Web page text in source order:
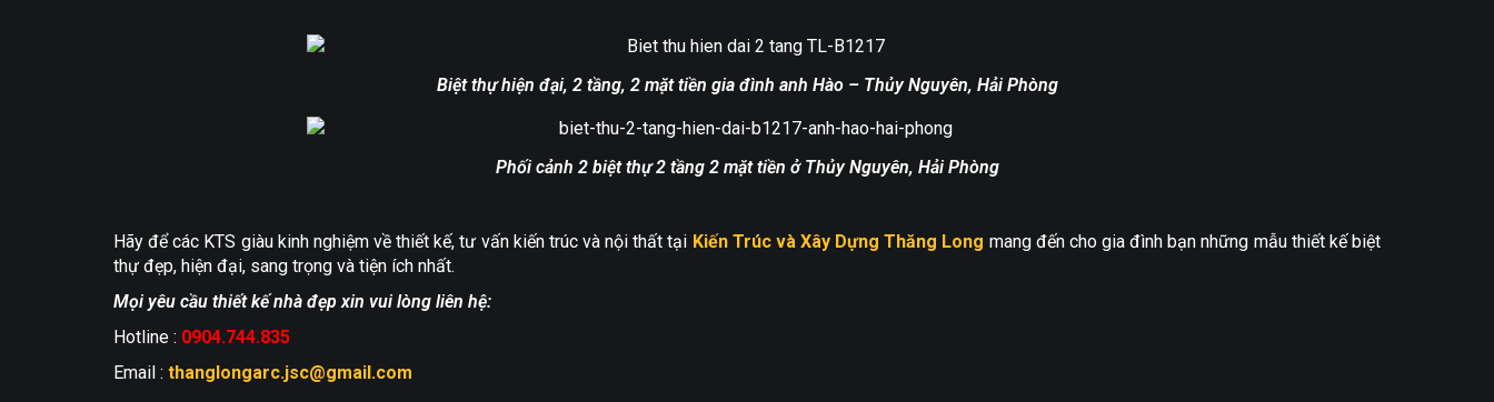
Biệt thự hiện đại, 2 tầng, 2 mặt tiền gia đình anh Hào – Thủy Nguyên, Hải Phòng
Phối cảnh 2 biệt thự 2 tầng 2 mặt tiền ở Thủy Nguyên, Hải Phòng
Hãy để các KTS giàu kinh nghiệm về thiết kế, tư vấn kiến trúc và nội thất tại Kiến Trúc và Xây Dựng Thăng Long mang đến cho gia đình bạn những mẫu thiết kế biệt
thự đẹp, hiện đại, sang trọng và tiện ích nhất.
Mọi yêu cầu thiết kế nhà đẹp xin vui lòng liên hệ:
Hotline : 0904.744.835
Email : thanglongarc.jsc@gmail.com